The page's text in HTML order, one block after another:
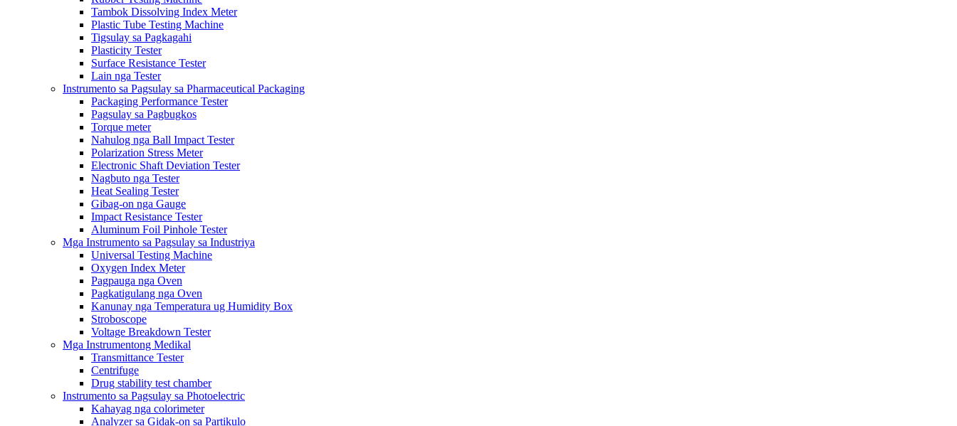
Tambok Dissolving Index Meter
Plastic Tube Testing Machine
Tigsulay sa Pagkagahi
Plasticity Tester
Surface Resistance Tester
Lain nga Tester
Instrumento sa Pagsulay sa Pharmaceutical Packaging
Packaging Performance Tester
Pagsulay sa Pagbugkos
Torque meter
Nahulog nga Ball Impact Tester
Polarization Stress Meter
Electronic Shaft Deviation Tester
Nagbuto nga Tester
Heat Sealing Tester
Gibag-on nga Gauge
Impact Resistance Tester
Aluminum Foil Pinhole Tester
Mga Instrumento sa Pagsulay sa Industriya
Universal Testing Machine
Oxygen Index Meter
Pagpauga nga Oven
Pagkatigulang nga Oven
Kanunay nga Temperatura ug Humidity Box
Stroboscope
Voltage Breakdown Tester
Mga Instrumentong Medikal
Transmittance Tester
Centrifuge
Drug stability test chamber
Instrumento sa Pagsulay sa Photoelectric
Kahayag nga colorimeter
Analyzer sa Gidak-on sa Partikulo